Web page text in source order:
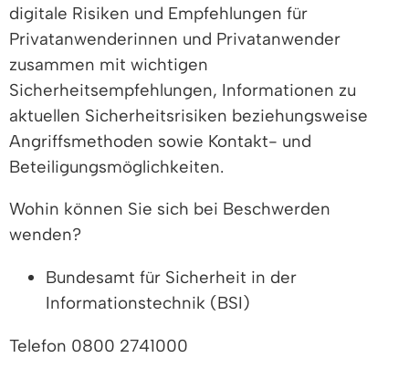
digitale Risiken und Empfehlungen für
Privatanwenderinnen und Privatanwender
zusammen mit wichtigen
Sicherheitsempfehlungen, Informationen zu
aktuellen Sicherheitsrisiken beziehungsweise
Angriffsmethoden sowie Kontakt- und
Beteiligungsmöglichkeiten.
Wohin können Sie sich bei Beschwerden
wenden?
Bundesamt für Sicherheit in der
Informationstechnik (BSI)
Telefon 0800 2741000